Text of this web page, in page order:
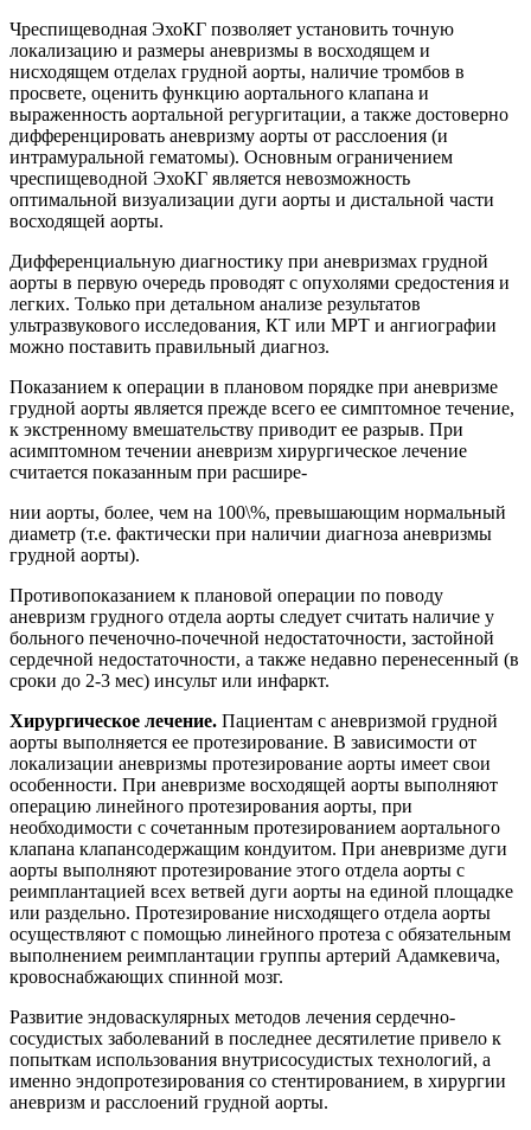
Чреспищеводная ЭхоКГ позволяет установить точную
локализацию и размеры аневризмы в восходящем и
нисходящем отделах грудной аорты, наличие тромбов в
просвете, оценить функцию аортального клапана и
выраженность аортальной регургитации, а также достоверно
дифференцировать аневризму аорты от расслоения (и
интрамуральной гематомы). Основным ограничением
чреспищеводной ЭхоКГ является невозможность
оптимальной визуализации дуги аорты и дистальной части
восходящей аорты.
Дифференциальную диагностику при аневризмах грудной
аорты в первую очередь проводят с опухолями средостения и
легких. Только при детальном анализе результатов
ультразвукового исследования, КТ или МРТ и ангиографии
можно поставить правильный диагноз.
Показанием к операции в плановом порядке при аневризме
грудной аорты является прежде всего ее симптомное течение,
к экстренному вмешательству приводит ее разрыв. При
асимптомном течении аневризм хирургическое лечение
считается показанным при расшире-
нии аорты, более, чем на 100\%, превышающим нормальный
диаметр (т.е. фактически при наличии диагноза аневризмы
грудной аорты).
Противопоказанием к плановой операции по поводу
аневризм грудного отдела аорты следует считать наличие у
больного печеночно-почечной недостаточности, застойной
сердечной недостаточности, а также недавно перенесенный (в
сроки до 2-3 мес) инсульт или инфаркт.
Хирургическое лечение. Пациентам с аневризмой грудной
аорты выполняется ее протезирование. В зависимости от
локализации аневризмы протезирование аорты имеет свои
особенности. При аневризме восходящей аорты выполняют
операцию линейного протезирования аорты, при
необходимости с сочетанным протезированием аортального
клапана клапансодержащим кондуитом. При аневризме дуги
аорты выполняют протезирование этого отдела аорты с
реимплантацией всех ветвей дуги аорты на единой площадке
или раздельно. Протезирование нисходящего отдела аорты
осуществляют с помощью линейного протеза с обязательным
выполнением реимплантации группы артерий Адамкевича,
кровоснабжающих спинной мозг.
Развитие эндоваскулярных методов лечения сердечно-
сосудистых заболеваний в последнее десятилетие привело к
попыткам использования внутрисосудистых технологий, а
именно эндопротезирования со стентированием, в хирургии
аневризм и расслоений грудной аорты.